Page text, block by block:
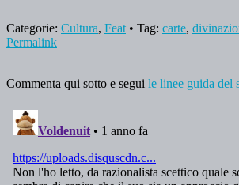
Categorie: Cultura, Feat • Tag: carte,
Permalink
Commenta qui sotto e segui le linee guida del